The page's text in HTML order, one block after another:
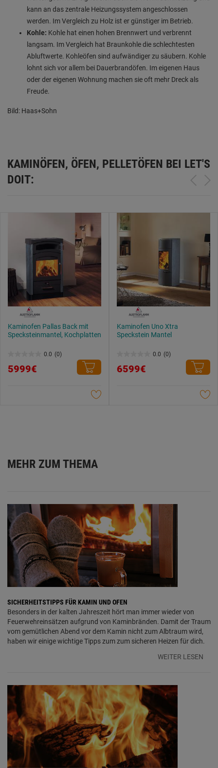
kann an das zentrale Heizungssystem angeschlossen
werden. Im Vergleich zu Holz ist er günstiger im Betrieb.
Kohle: Kohle hat einen hohen Brennwert und verbrennt
langsam. Im Vergleich hat Braunkohle die schlechtesten
Abluftwerte. Kohleöfen sind aufwändiger zu säubern. Kohle
lohnt sich vor allem bei Dauerbrandöfen. Im eigenen Haus
oder der eigenen Wohnung machen sie oft mehr Dreck als
Freude.
Bild: Haas+Sohn
KAMINÖFEN, ÖFEN, PELLETÖFEN BEI LET'S
DOIT:
Kaminofen Pallas Back mit
Specksteinmantel, Kochplatten
0.0 (0)
von
5999€
Kaminofen Uno Xtra
Speckstein Mantel
0.0 (0)
von
6599€
MEHR ZUM THEMA
SICHERHEITSTIPPS FÜR KAMIN UND OFEN
Besonders in der kalten Jahreszeit hört man immer wieder von
Feuerwehreinsätzen aufgrund von Kaminbränden. Damit der Traum
vom gemütlichen Abend vor dem Kamin nicht zum Albtraum wird,
haben wir einige wichtige Tipps zum zum sicheren Heizen für dich.
WEITER LESEN